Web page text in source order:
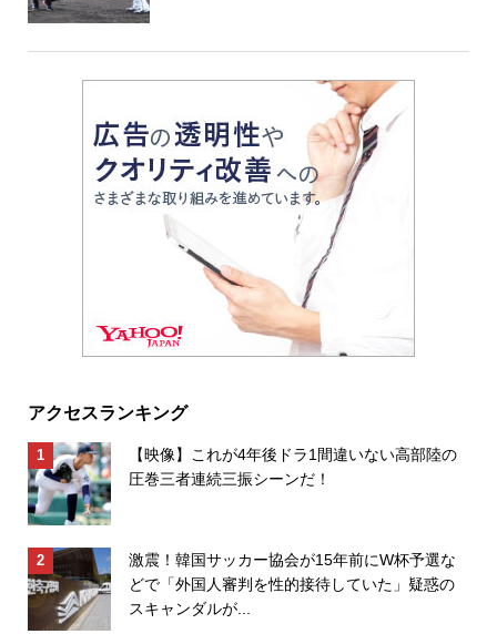
アクセスランキング
【映像】これが4年後ドラ1間違いない高部陸の
圧巻三者連続三振シーンだ！
激震！韓国サッカー協会が15年前にW杯予選な
どで「外国人審判を性的接待していた」疑惑の
スキャンダルが...